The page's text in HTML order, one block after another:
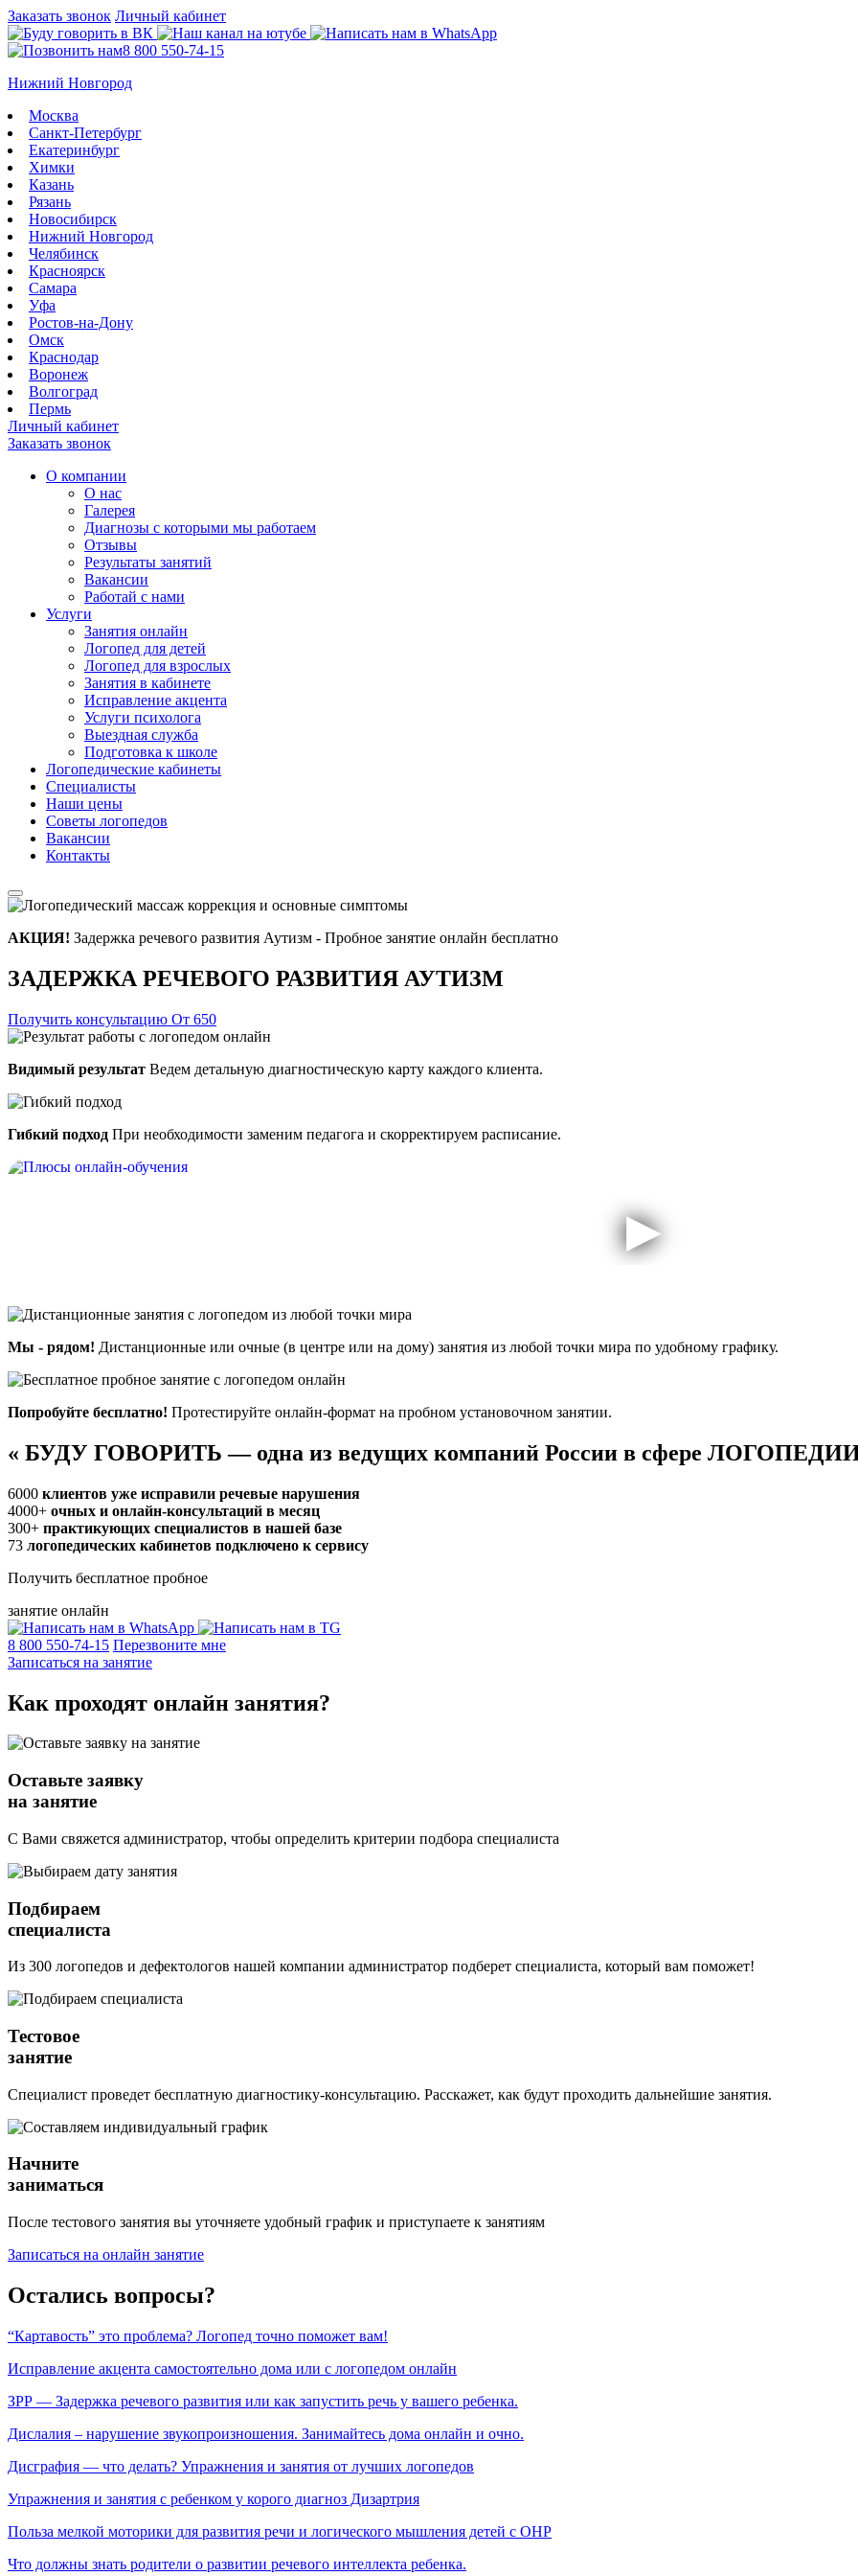
Заказать звонок Личный кабинет
8 800 550-74-15
Нижний Новгород
Москва
Санкт-Петербург
Екатеринбург
Химки
Казань
Рязань
Новосибирск
Нижний Новгород
Челябинск
Красноярск
Самара
Уфа
Ростов-на-Дону
Омск
Краснодар
Воронеж
Волгоград
Пермь
Личный кабинет
Заказать звонок
О компании
О нас
Галерея
Диагнозы с которыми мы работаем
Отзывы
Результаты занятий
Вакансии
Работай с нами
Услуги
Занятия онлайн
Логопед для детей
Логопед для взрослых
Занятия в кабинете
Исправление акцента
Услуги психолога
Выездная служба
Подготовка к школе
Логопедические кабинеты
Специалисты
Наши цены
Советы логопедов
Вакансии
Контакты
АКЦИЯ! Задержка речевого развития Аутизм - Пробное занятие онлайн бесплатно
ЗАДЕРЖКА РЕЧЕВОГО РАЗВИТИЯ АУТИЗМ
Получить консультацию От 650
Видимый результат Ведем детальную диагностическую карту каждого клиента.
Гибкий подход При необходимости заменим педагога и скорректируем расписание.
Мы - рядом! Дистанционные или очные (в центре или на дому) занятия из любой точки мира по удобному графику.
Попробуйте бесплатно! Протестируйте онлайн-формат на пробном установочном занятии.
« БУДУ ГОВОРИТЬ — одна из ведущих компаний России в сфере
6000 клиентов уже исправили речевые нарушения
4000+ очных и онлайн-консультаций в месяц
300+ практикующих специалистов в нашей базе
73 логопедических кабинетов подключено к сервису
Получить бесплатное пробное
занятие онлайн
8 800 550-74-15 Перезвоните мне
Записаться на занятие
Как проходят онлайн занятия?
Оставьте заявку
на занятие
С Вами свяжется администратор, чтобы определить критерии подбора специалиста
Подбираем
специалиста
Из 300 логопедов и дефектологов нашей компании администратор подберет специалиста, который вам поможет!
Тестовое
занятие
Специалист проведет бесплатную диагностику-консультацию. Расскажет, как будут проходить дальнейшие занятия.
Начните
заниматься
После тестового занятия вы уточняете удобный график и приступаете к занятиям
Записаться на онлайн занятие
Остались вопросы?
“Картавость” это проблема? Логопед точно поможет вам!
Исправление акцента самостоятельно дома или с логопедом онлайн
ЗРР — Задержка речевого развития или как запустить речь у вашего ребенка.
Дислалия – нарушение звукопроизношения. Занимайтесь дома онлайн и очно.
Дисграфия — что делать? Упражнения и занятия от лучших логопедов
Упражнения и занятия с ребенком у корого диагноз Дизартрия
Польза мелкой моторики для развития речи и логического мышления детей с ОНР
Что должны знать родители о развитии речевого интеллекта ребенка.